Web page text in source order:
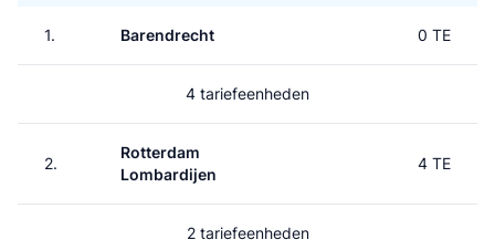
1. Barendrecht 0 TE
4 tariefeenheden
2.
Rotterdam
Lombardijen
4 TE
2 tariefeenheden